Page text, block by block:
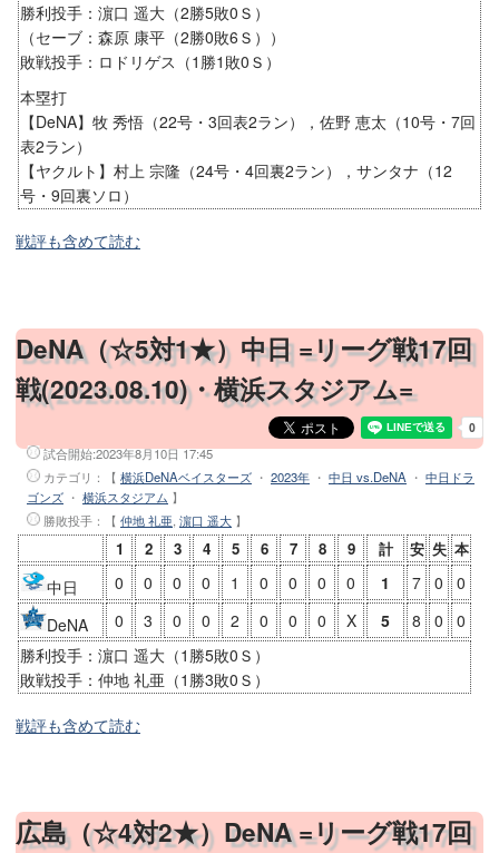
勝利投手：濵口 遥大（2勝5敗0Ｓ）
（セーブ：森原 康平（2勝0敗6Ｓ））
敗戦投手：ロドリゲス（1勝1敗0Ｓ）
本塁打
【DeNA】牧 秀悟（22号・3回表2ラン），佐野 恵太（10号・7回
表2ラン）
【ヤクルト】村上 宗隆（24号・4回裏2ラン），サンタナ（12
号・9回裏ソロ）
戦評も含めて読む
DeNA（☆5対1★）中日 =リーグ戦17回
戦(2023.08.10)・横浜スタジアム=
試合開始:2023年8月10日 17:45
カテゴリ：【 横浜DeNAベイスターズ ・ 2023年 ・ 中日 vs.DeNA ・ 中日ドラ
ゴンズ ・ 横浜スタジアム 】
勝敗投手 ：【 仲地 礼亜 濵口 遥大 】
1 2 3 4 5 6 7 8 9 計 安 失 本
中日 0 0 0 0 1 0 0 0 0 1 7 0
0
DeNA
0 3 0 0 2 0 0 0 X 5 8 0
0
勝利投手：濵口 遥大（1勝5敗0Ｓ）
敗戦投手：仲地 礼亜（1勝3敗0Ｓ）
戦評も含めて読む
広島（☆4対2★）DeNA =リーグ戦17回